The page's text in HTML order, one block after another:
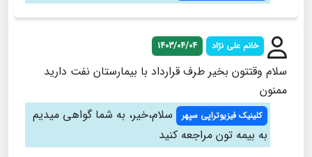
خانم علی نژاد 1403/04/04
سلام وقتتون بخیر طرف قرارداد با بیمارستان نفت دارید
ممنون
کلینیک فیزیوتراپی سپهر
سلام،خیر، به شما گواهی میدیم
به بیمه تون مراجعه کنید